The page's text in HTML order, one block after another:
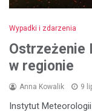
Wypadki i zdarzenia
Ostrzeżenie
w regionie
Anna Kowalik 9
Instytut